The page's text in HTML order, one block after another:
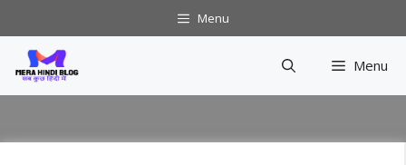
to
content
Menu
Menu